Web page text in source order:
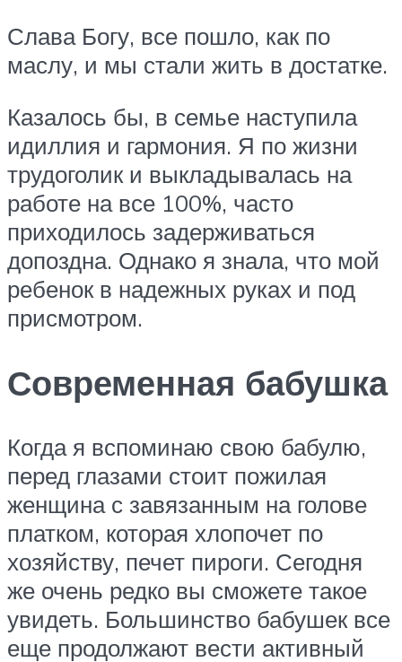
Слава Богу, все пошло, как по
маслу, и мы стали жить в достатке.
Казалось бы, в семье наступила
идиллия и гармония. Я по жизни
трудоголик и выкладывалась на
работе на все 100%, часто
приходилось задерживаться
допоздна. Однако я знала, что мой
ребенок в надежных руках и под
присмотром.
Современная бабушка
Когда я вспоминаю свою бабулю,
перед глазами стоит пожилая
женщина с завязанным на голове
платком, которая хлопочет по
хозяйству, печет пироги. Сегодня
же очень редко вы сможете такое
увидеть. Большинство бабушек все
еще продолжают вести активный